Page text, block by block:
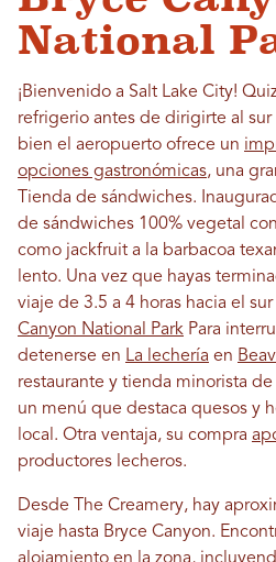
National
¡Bienvenido a Salt Lake City!
refrigerio antes de dirigirte al sur
bien el aeropuerto ofrece un
opciones gastronómicas, una
Tienda de sándwiches.
de sándwiches 100% vegetal
como jackfruit a la barbacoa
lento. Una vez que hayas
viaje de 3.5 a 4 horas hacia el
Canyon National Park Para
detenerse en La lechería en
restaurante y tienda minorista
un menú que destaca quesos y
local. Otra ventaja, su compra
productores lecheros.
Desde The Creamery, hay
viaje hasta Bryce Canyon.